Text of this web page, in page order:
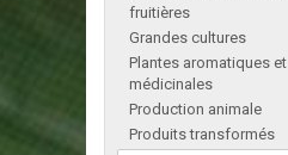
fruitières
Grandes cultures
Plantes aromatiques et
médicinales
Production animale
Produits transformés